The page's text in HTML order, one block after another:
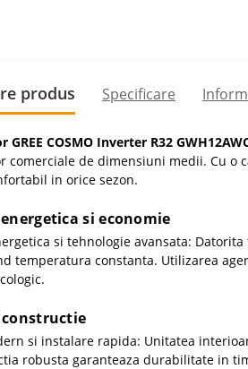
produs Specificare
COSMO Inverter R32
comerciale de dimensiuni medii. Cu o
in orice sezon.
si economie
si tehnologie avansata:
temperatura constanta. Utilizarea
constructie
si instalare rapida: Unitatea
robusta garanteaza durabilitate in